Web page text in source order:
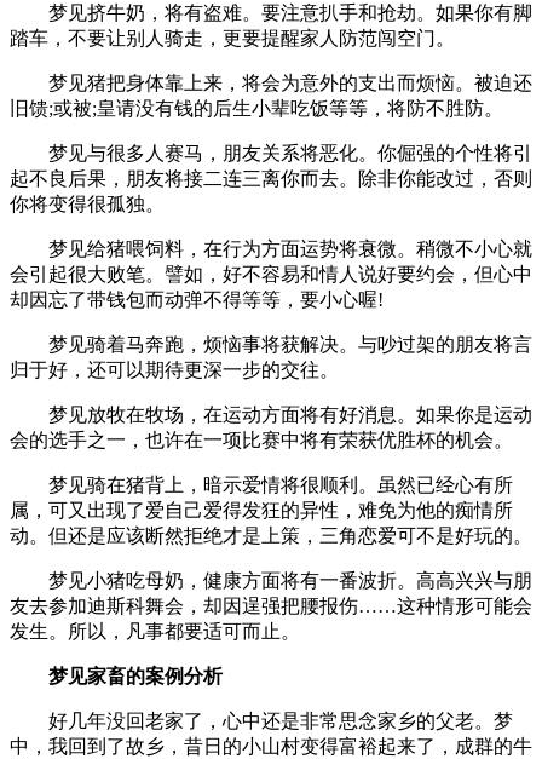
梦见挤牛奶，将有盗难。要注意扒手和抢劫。如果你有脚
踏车，不要让别人骑走，更要提醒家人防范闯空门。
梦见猪把身体靠上来，将会为意外的支出而烦恼。被迫还
旧馈;或被;皇请没有钱的后生小辈吃饭等等，将防不胜防。
梦见与很多人赛马，朋友关系将恶化。你倔强的个性将引
起不良后果，朋友将接二连三离你而去。除非你能改过，否则
你将变得很孤独。
梦见给猪喂饲料，在行为方面运势将衰微。稍微不小心就
会引起很大败笔。譬如，好不容易和情人说好要约会，但心中
却因忘了带钱包而动弹不得等等，要小心喔!
梦见骑着马奔跑，烦恼事将获解决。与吵过架的朋友将言
归于好，还可以期待更深一步的交往。
梦见放牧在牧场，在运动方面将有好消息。如果你是运动
会的选手之一，也许在一项比赛中将有荣获优胜杯的机会。
梦见骑在猪背上，暗示爱情将很顺利。虽然已经心有所
属，可又出现了爱自己爱得发狂的异性，难免为他的痴情所
动。但还是应该断然拒绝才是上策，三角恋爱可不是好玩的。
梦见小猪吃母奶，健康方面将有一番波折。高高兴兴与朋
友去参加迪斯科舞会，却因逞强把腰报伤……这种情形可能会
发生。所以，凡事都要适可而止。
梦见家畜的案例分析
好几年没回老家了，心中还是非常思念家乡的父老。梦
中，我回到了故乡，昔日的小山村变得富裕起来了，成群的牛